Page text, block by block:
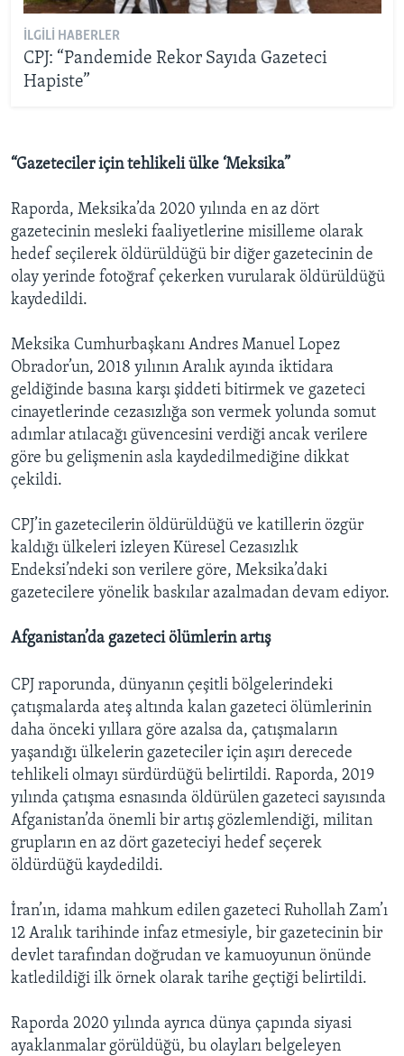
İLGILI HABERLER
CPJ: “Pandemide Rekor Sayıda Gazeteci
Hapiste”
“Gazeteciler için tehlikeli ülke ‘Meksika”
Raporda, Meksika’da 2020 yılında en az dört
gazetecinin mesleki faaliyetlerine misilleme olarak
hedef seçilerek öldürüldüğü bir diğer gazetecinin de
olay yerinde fotoğraf çekerken vurularak öldürüldüğü
kaydedildi.
Meksika Cumhurbaşkanı Andres Manuel Lopez
Obrador’un, 2018 yılının Aralık ayında iktidara
geldiğinde basına karşı şiddeti bitirmek ve gazeteci
cinayetlerinde cezasızlığa son vermek yolunda somut
adımlar atılacağı güvencesini verdiği ancak verilere
göre bu gelişmenin asla kaydedilmediğine dikkat
çekildi.
CPJ’in gazetecilerin öldürüldüğü ve katillerin özgür
kaldığı ülkeleri izleyen Küresel Cezasızlık
Endeksi’ndeki son verilere göre, Meksika’daki
gazetecilere yönelik baskılar azalmadan devam ediyor.
Afganistan’da gazeteci ölümlerin artış
CPJ raporunda, dünyanın çeşitli bölgelerindeki
çatışmalarda ateş altında kalan gazeteci ölümlerinin
daha önceki yıllara göre azalsa da, çatışmaların
yaşandığı ülkelerin gazeteciler için aşırı derecede
tehlikeli olmayı sürdürdüğü belirtildi. Raporda, 2019
yılında çatışma esnasında öldürülen gazeteci sayısında
Afganistan’da önemli bir artış gözlemlendiği, militan
grupların en az dört gazeteciyi hedef seçerek
öldürdüğü kaydedildi.
İran’ın, idama mahkum edilen gazeteci Ruhollah Zam’ı
12 Aralık tarihinde infaz etmesiyle, bir gazetecinin bir
devlet tarafından doğrudan ve kamuoyunun önünde
katledildiği ilk örnek olarak tarihe geçtiği belirtildi.
Raporda 2020 yılında ayrıca dünya çapında siyasi
ayaklanmalar görüldüğü, bu olayları belgeleyen